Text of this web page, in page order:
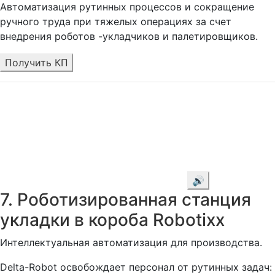
Автоматизация рутинных процессов и сокращение
ручного труда при тяжелых операциях за счет
внедрения роботов -укладчиков и палетировщиков.
Получить КП
🔊
7. Роботизированная станция
укладки в короба Robotixx
Интеллектуальная автоматизация для производства.
Delta-Robot освобождает персонал от рутинных задач: